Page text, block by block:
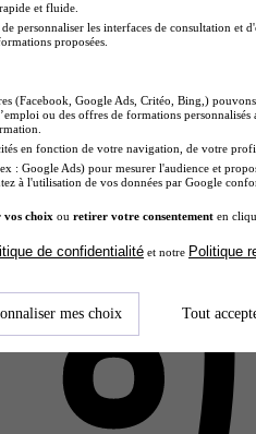
et Durance
et fluide.
personnaliser les interfaces de consultation et
proposées.
(Facebook, Google Ads, Critéo, Bing,)
ou des offres de formations
en fonction de votre navigation, de votre
: Google Ads) pour mesurer l'audience et
à l'utilisation de vos données par Google
choix ou retirer votre consentement en
de confidentialité et notre Politique
mes choix Tout